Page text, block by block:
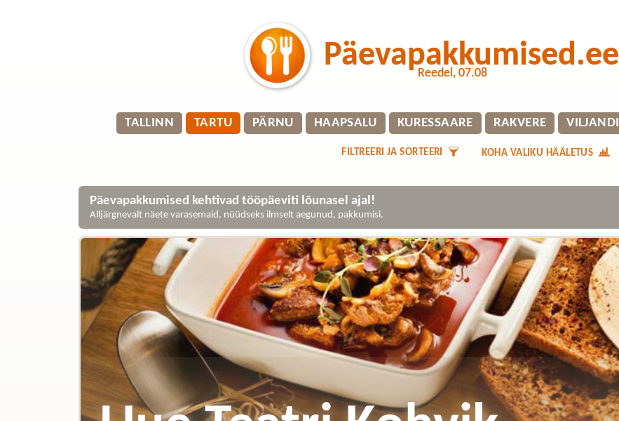
Päevapakkumised.ee
Reedel, 07.08
TALLINN TARTU PÄRNU HAAPSALU KURESSAARE RAKVERE VILJANDI
KOHA VALIKU HÄÄLETUS
FILTREERI JA SORTEERI
Päevapakkumised kehtivad tööpäeviti lõunasel ajal!
Alljärgnevalt näete varasemaid, nüüdseks ilmselt aegunud, pakkumisi.